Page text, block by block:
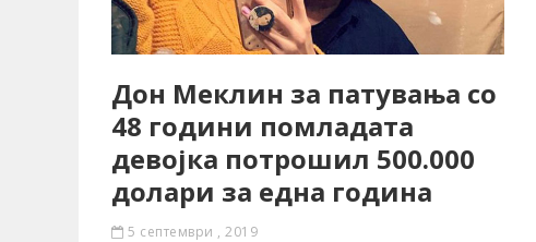
Дон Меклин за патувања со
48 години помладата
девојка потрошил 500.000
долари за една година
5 септември , 2019